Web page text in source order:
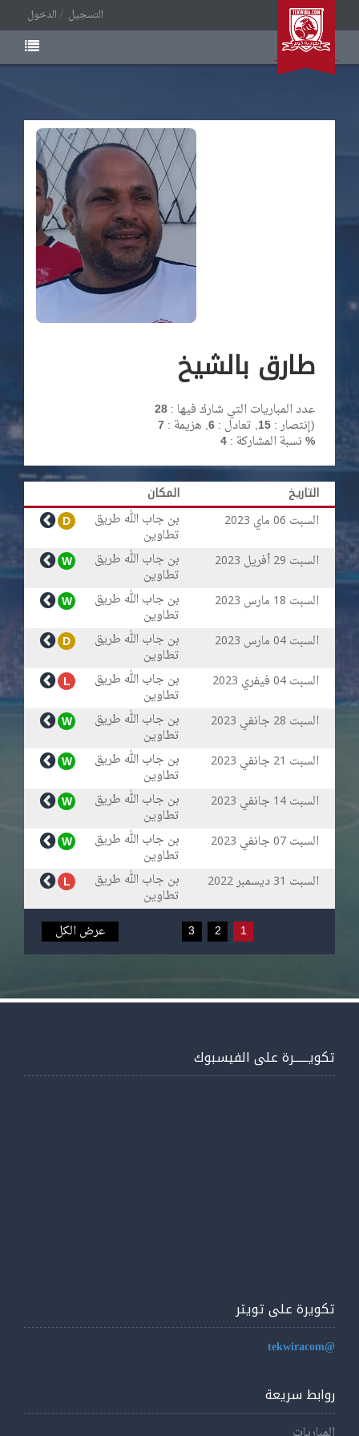
الدخول التسجيل
طارق بالشيخ
عدد المباريات التي شارك فيها :28
إنتصار :15, تعادل :6, هزيمة :7 )
نسبة المشاركة :4 %
المكان
التاريخ
D
بن جاب الله طريق
تطاوين
السبت 06 ماي 2023
W بن جاب الله طريق
تطاوين
السبت 29 أفريل 2023
W بن جاب الله طريق
تطاوين
السبت 18 مارس 2023
D بن جاب الله طريق
تطاوين
السبت04 مارس 2023
L بن جاب الله طريق
تطاوين
السبت04 فيفري 2023
W بن جاب الله طريق
تطاوين
السبت 28 جانفي 2023
W بن جاب الله طريق
تطاوين
السبت 21 جانفي 2023
W بن جاب الله طريق
تطاوين
السبت14 جانفي 2023
W بن جاب الله طريق
تطاوين
السبت07 جانفي 2023
L بن جاب الله طريق
تطاوين
السبت 31 ديسمبر2022
1
2
3 عرض الكل
تكويــــــرة على الفيسبوك
تكويرة على تويتر
@tekwiracom
روابط سريعة